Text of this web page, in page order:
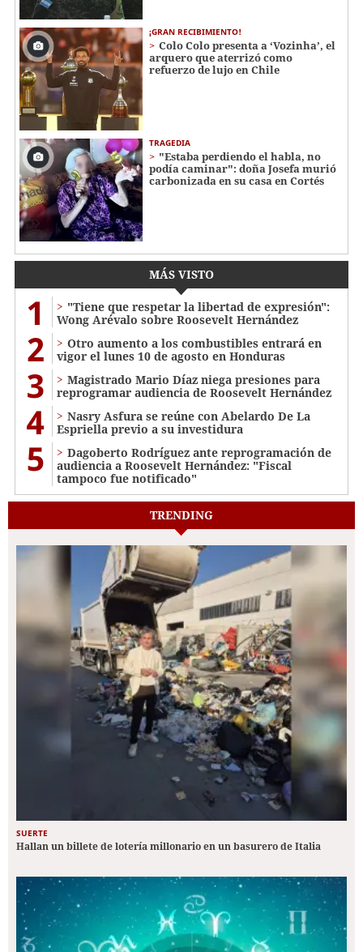
¡GRAN RECIBIMIENTO!
Colo Colo presenta a ‘Vozinha’, el
arquero que aterrizó como
refuerzo de lujo en Chile
TRAGEDIA
"Estaba perdiendo el habla, no
podía caminar": doña Josefa murió
carbonizada en su casa en Cortés
MÁS VISTO
1
"Tiene que respetar la libertad de expresión":
Wong Arévalo sobre Roosevelt Hernández
2
Otro aumento a los combustibles entrará en
vigor el lunes 10 de agosto en Honduras
3
Magistrado Mario Díaz niega presiones para
reprogramar audiencia de Roosevelt Hernández
4
Nasry Asfura se reúne con Abelardo De La
Espriella previo a su investidura
5
Dagoberto Rodríguez ante reprogramación de
audiencia a Roosevelt Hernández: "Fiscal
tampoco fue notificado"
TRENDING
SUERTE
Hallan un billete de lotería millonario en un basurero de Italia